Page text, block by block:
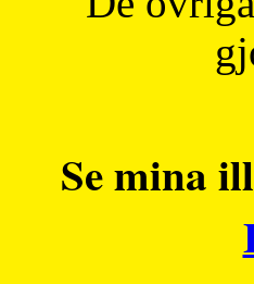
Se mina